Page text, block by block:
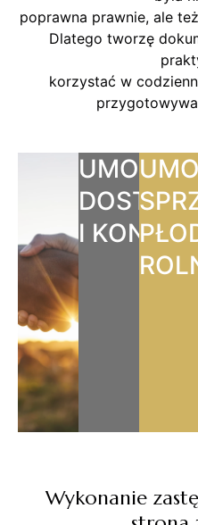
poprawna prawnie, ale
Dlatego tworzę
korzystać w
UMOWY
I
Wykonanie